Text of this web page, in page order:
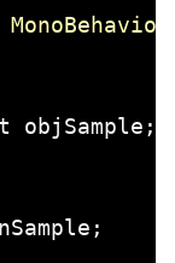
objSample;